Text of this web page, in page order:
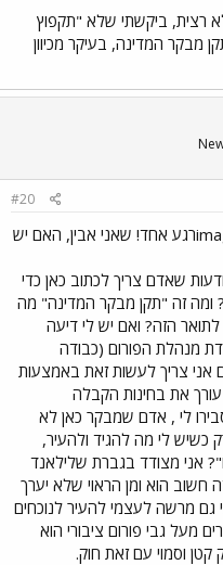
רצית, ביקשתי שלא "תקפוץ
מבקר המדינה, בעיקר מכיוון
#20
שאדם צריך לכתוב כאן כדי
ומה זה "תקן מבקר המדינה" מה
לתואר הזה? ואם יש לי דיעה
מנהלת הפורום (כבודה
אני צריך לעשות זאת באמצעות
עורך את בחינות הקבלה
לי , אדם שמבקר כאן לא
כשיש לי מה להגיד ולהעיר,
אני מצודד בגברת שלילאנד
חשוב הוא ומן הראוי שלא יערך
גם מרשה לעצמי להעיר לנוכחים
מעל גבי פורום ציבורי הוא
וסמוי עם זאת חוק.